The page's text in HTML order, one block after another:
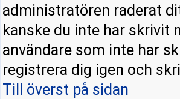
administratören raderat
kanske du inte har skrivit
användare som inte har
registrera dig igen och
Till överst på sidan